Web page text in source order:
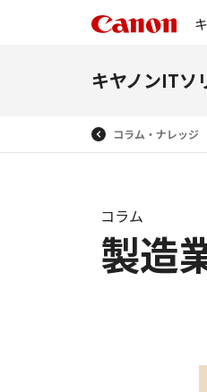
キヤノンITソ
コラム・ナレッジ
製造
コラム